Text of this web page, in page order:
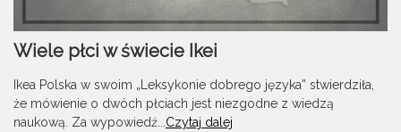
Wiele płci w świecie Ikei
Ikea Polska w swoim „Leksykonie dobrego języka” stwierdziła,
że mówienie o dwóch płciach jest niezgodne z wiedzą
naukową. Za wypowiedź... Czytaj dalej